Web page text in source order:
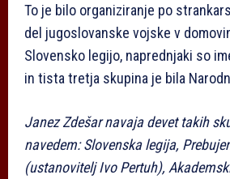
To je bilo organiziranje po
del jugoslovanske vojske v
Slovensko legijo, naprednjaki so
in tista tretja skupina je bila
Janez Zdešar navaja devet takih
navedem: Slovenska legija,
(ustanovitelj Ivo Pertuh),